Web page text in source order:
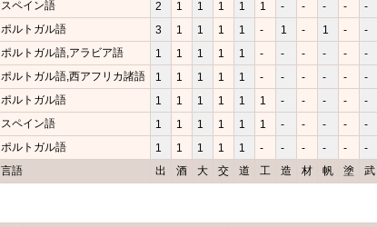
言語 出 酒 大 交 道 工 造 材 帆 塗 武
スペイン語 2 1 1 1 1 1 - - - - -
ポルトガル語 3 1 1 1 1 - 1 - 1 - -
ポルトガル語,アラビア語 1 1 1 1 1 - - - - - -
ポルトガル語,西アフリカ諸語 1 1 1 1 1 - - - - - -
ポルトガル語 1 1 1 1 1 1 - - - - -
スペイン語 1 1 1 1 1 1 - - - - -
ポルトガル語 1 1 1 1 1 - - - - - -